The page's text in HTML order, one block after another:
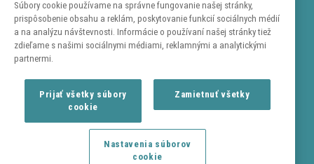
Doprava a dodacia lehota
Ochrana osobných údajov
Obchodné podmienky
Reklamačný poriadok
Reklamačný list
Súbory cookie používame na správne fungovanie našej stránky,
prispôsobenie obsahu a reklám, poskytovanie funkcií sociálnych médií
a na analýzu návštevnosti. Informácie o používaní našej stránky tiež
zdieľame s našimi sociálnymi médiami, reklamnými a analytickými
partnermi.
Prijať všetky súbory
cookie
Zamietnuť všetky
Nastavenia súborov
cookie